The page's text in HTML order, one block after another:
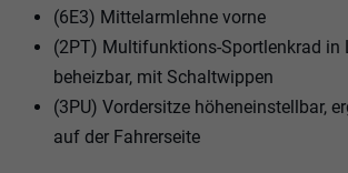
(6E3) Mittelarmlehne vorne
(2PT) Multifunktions-Sportlenkrad in
beheizbar, mit Schaltwippen
(3PU) Vordersitze höheneinstellbar,
auf der Fahrerseite